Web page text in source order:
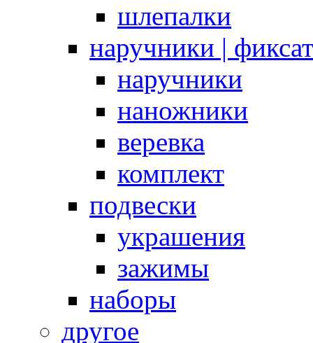
шлепалки
наручники |
наручники
наножники
веревка
комплект
подвески
украшения
зажимы
наборы
другое